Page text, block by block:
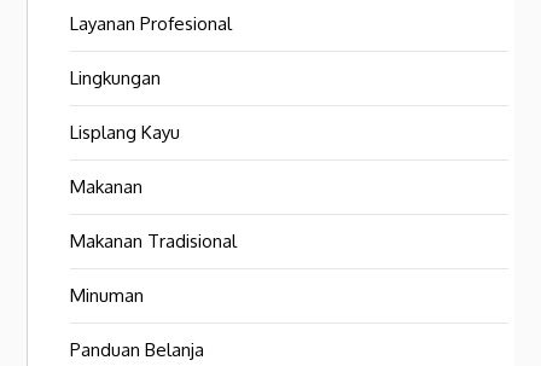
Layanan Profesional
Lingkungan
Lisplang Kayu
Makanan
Makanan Tradisional
Minuman
Panduan Belanja